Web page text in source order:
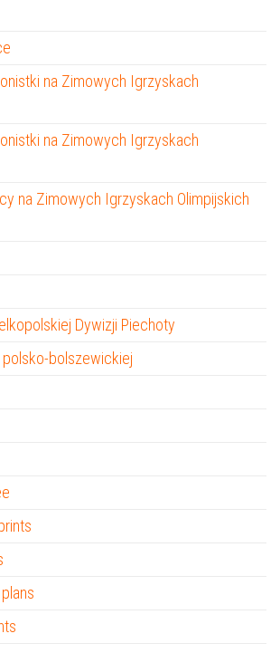
na Zimowych Igrzyskach
na Zimowych Igrzyskach
na Zimowych Igrzyskach Olimpijskich
Dywizji Piechoty
bolszewickiej